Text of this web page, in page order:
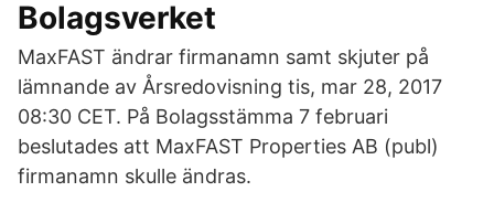
Bolagsverket
MaxFAST ändrar firmanamn samt skjuter på
lämnande av Årsredovisning tis, mar 28, 2017
08:30 CET. På Bolagsstämma 7 februari
beslutades att MaxFAST Properties AB (publ)
firmanamn skulle ändras.